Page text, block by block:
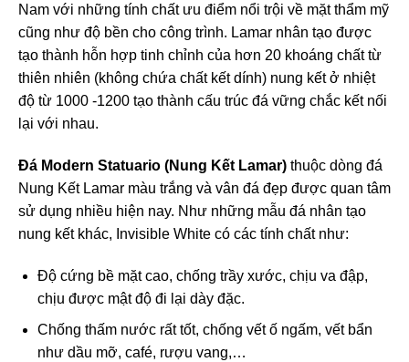
Nam với những tính chất ưu điểm nổi trội về mặt thẩm mỹ
cũng như độ bền cho công trình. Lamar nhân tạo được
tạo thành hỗn hợp tinh chỉnh của hơn 20 khoáng chất từ
thiên nhiên (không chứa chất kết dính) nung kết ở nhiệt
độ từ 1000 -1200 tạo thành cấu trúc đá vững chắc kết nối
lại với nhau.
Đá Modern Statuario (Nung Kết Lamar) thuộc dòng đá
Nung Kết Lamar màu trắng và vân đá đẹp được quan tâm
sử dụng nhiều hiện nay. Như những mẫu đá nhân tạo
nung kết khác, Invisible White có các tính chất như:
Độ cứng bề mặt cao, chống trầy xước, chịu va đập,
chịu được mật độ đi lại dày đặc.
Chống thấm nước rất tốt, chống vết ố ngấm, vết bẩn
như dầu mỡ, café, rượu vang,…